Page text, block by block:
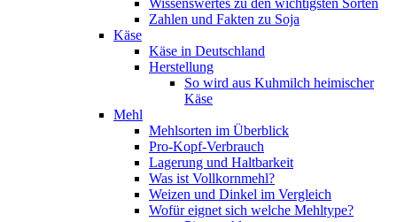
Wissenswertes zu den wichtigsten Sorten
Zahlen und Fakten zu Soja
Käse
Käse in Deutschland
Herstellung
So wird aus Kuhmilch heimischer
Käse
Mehl
Mehlsorten im Überblick
Pro-Kopf-Verbrauch
Lagerung und Haltbarkeit
Was ist Vollkornmehl?
Weizen und Dinkel im Vergleich
Wofür eignet sich welche Mehltype?